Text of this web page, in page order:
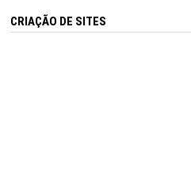
CRIAÇÃO DE SITES